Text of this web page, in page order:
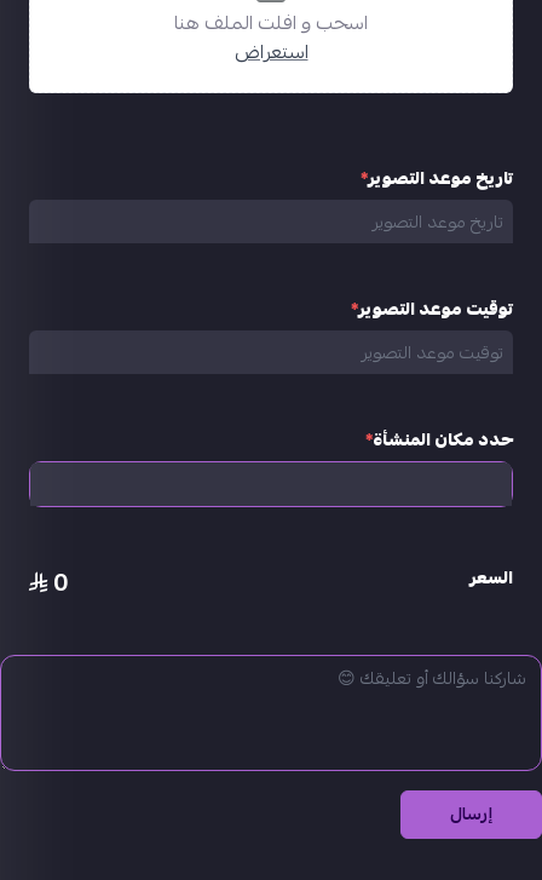
اسحب و افلت الملف هنا
استعراض
تاريخ موعد التصوير*
توقيت موعد التصوير*
حدد مكان المنشأة*
السعر 0
إرسال